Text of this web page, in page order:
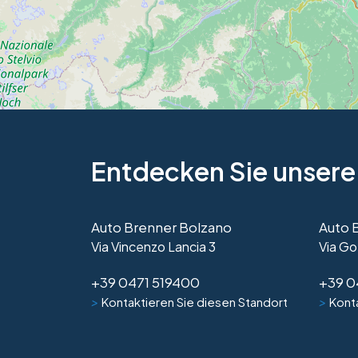
Entdecken Sie
Auto Brenner Bolzano
Via Vincenzo Lancia 3
+39 0471 519400
> Kontaktieren Sie diesen Standort
Auto
Via
+39
>